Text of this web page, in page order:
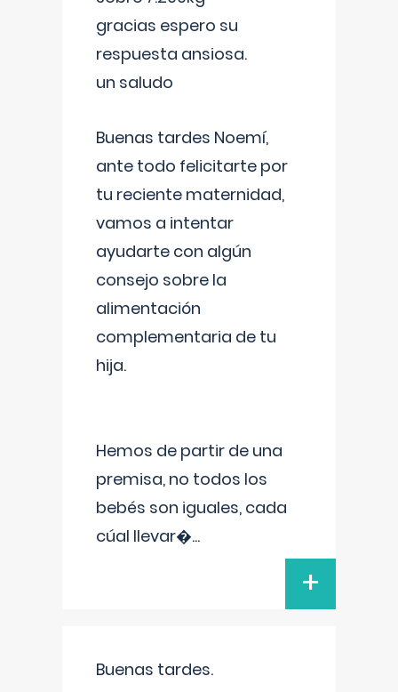
gracias espero su
respuesta ansiosa.
un saludo
Buenas tardes Noemí,
ante todo felicitarte por
tu reciente maternidad,
vamos a intentar
ayudarte con algún
consejo sobre la
alimentación
complementaria de tu
hija.
Hemos de partir de una
premisa, no todos los
bebés son iguales, cada
cúal llevar�...
+
Buenas tardes.